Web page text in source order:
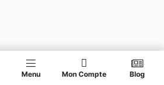
Menu Mon Compte Blog